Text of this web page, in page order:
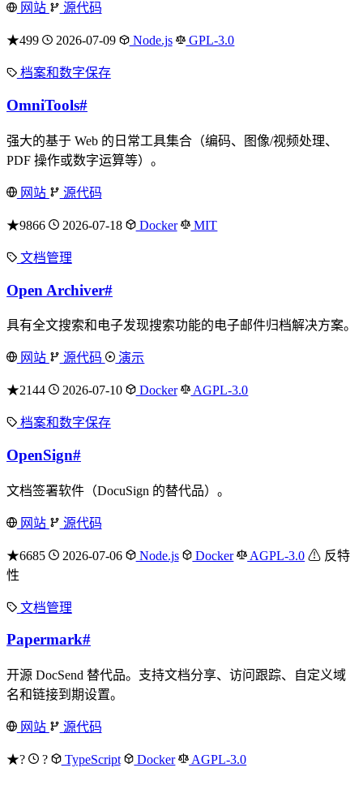
网站 源代码
★499 2026-07-09 Node.js GPL-3.0
档案和数字保存
OmniTools#
强大的基于 Web 的日常工具集合（编码、图像/视频处理、
PDF 操作或数字运算等）。
网站 源代码
★9866 2026-07-18 Docker MIT
文档管理
Open Archiver#
具有全文搜索和电子发现搜索功能的电子邮件归档解决方案。
网站 源代码 演示
★2144 2026-07-10 Docker AGPL-3.0
档案和数字保存
OpenSign#
文档签署软件（DocuSign 的替代品）。
网站 源代码
★6685 2026-07-06 Node.js Docker AGPL-3.0 ⚠ 反特
性
文档管理
Papermark#
开源 DocSend 替代品。支持文档分享、访问跟踪、自定义域
名和链接到期设置。
网站 源代码
★? ? TypeScript Docker AGPL-3.0